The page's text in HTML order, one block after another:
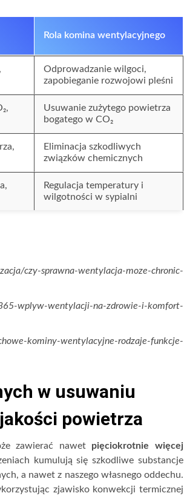
Rola komina wentylacyjnego
Odprowadzanie wilgoci,
zapobieganie rozwojowi pleśni
Usuwanie zużytego powietrza
bogatego w CO₂
Eliminacja szkodliwych
związków chemicznych
Regulacja temperatury i
wilgotności w sypialni
czy-sprawna-wentylacja-moze-chronic-
wplyw-wentylacji-na-zdrowie-i-komfort-
kominy-wentylacyjne-rodzaje-funkcje-
w usuwaniu
powietrza
zawierać nawet pięciokrotnie więcej
kumulują się szkodliwe substancje
a nawet z naszego własnego oddechu.
zjawisko konwekcji termicznej